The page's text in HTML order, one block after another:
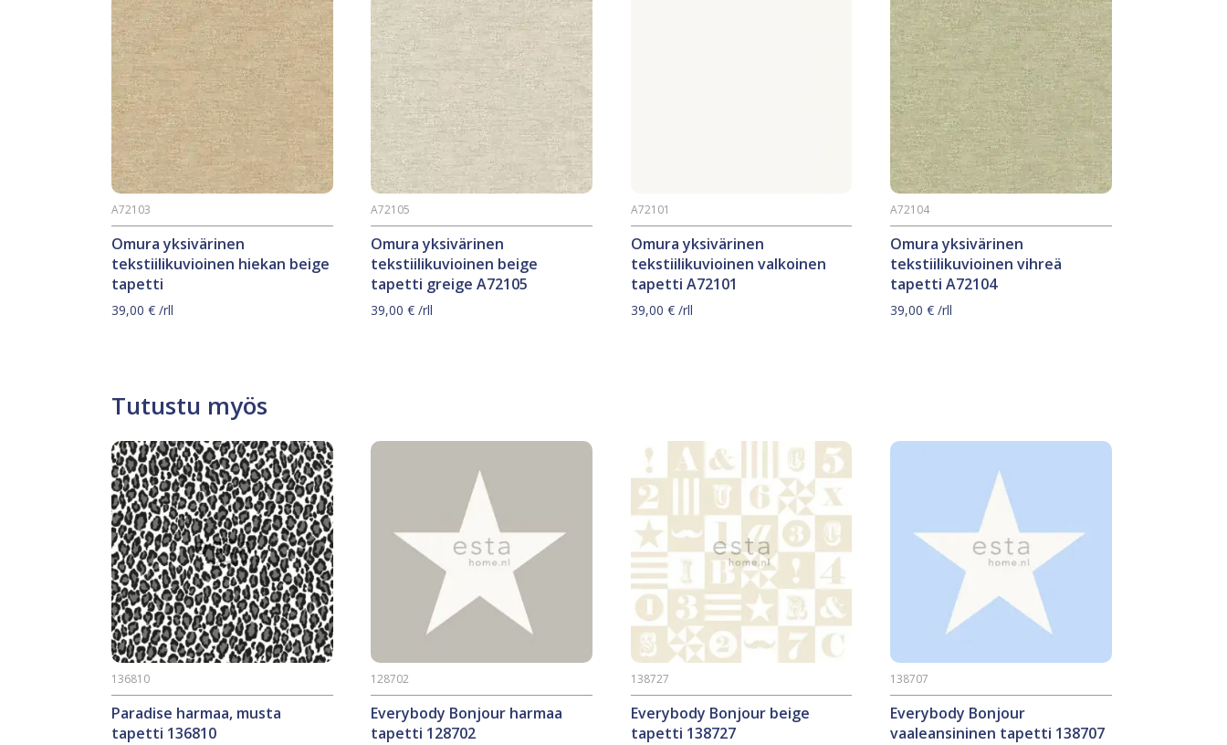
Omura yksivärinen
tekstiilikuvioinen hiekan beige
tapetti
A72103
39,00 € /rll
Omura yksivärinen
tekstiilikuvioinen beige
tapetti greige A72105
A72105
39,00€ /rll
Omura yksivärinen
tekstiilikuvioinen valkoinen
tapetti A72101
A72101
39,00 €/rll
Omura yksivärinen
tekstiilikuvioinen vihreä
tapetti A72104
A72104
39,00€ /rll
Tutustu myös
Paradise harmaa, musta
tapetti 136810
136810
Everybody Bonjour harmaa
tapetti 128702
128702
Everybody Bonjour beige
tapetti 138727
138727
Everybody Bonjour
vaaleansininen tapetti 138707
138707